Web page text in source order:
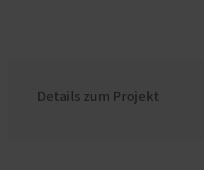
Details zum Projekt